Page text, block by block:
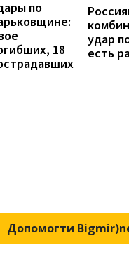
по
18
удар
есть
Допомогти